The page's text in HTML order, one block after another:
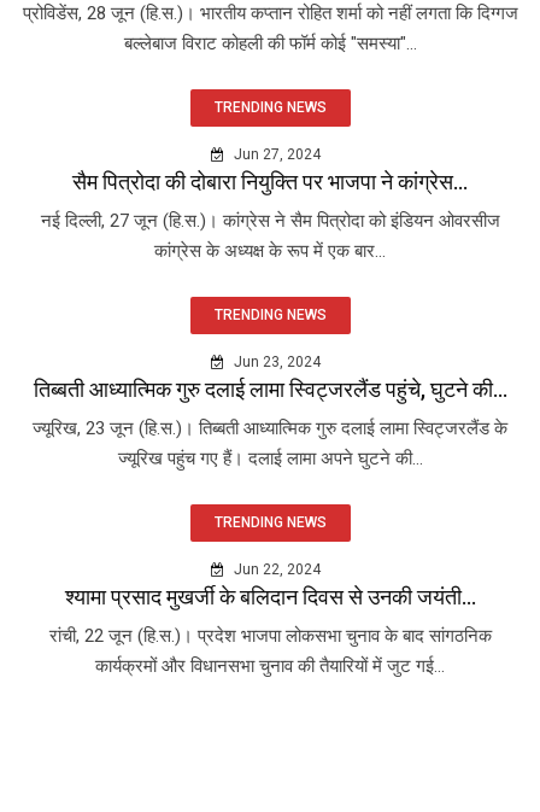
प्रोविडेंस, 28 जून (हि.स.)। भारतीय कप्तान रोहित शर्मा को नहीं लगता कि दिग्गज
बल्लेबाज विराट कोहली की फॉर्म कोई "समस्या"...
TRENDING NEWS
Jun 27, 2024
सैम पित्रोदा की दोबारा नियुक्ति पर भाजपा ने कांग्रेस...
नई दिल्ली, 27 जून (हि.स.)। कांग्रेस ने सैम पित्रोदा को इंडियन ओवरसीज
कांग्रेस के अध्यक्ष के रूप में एक बार...
TRENDING NEWS
Jun 23, 2024
तिब्बती आध्यात्मिक गुरु दलाई लामा स्विट्जरलैंड पहुंचे, घुटने की...
ज्यूरिख, 23 जून (हि.स.)। तिब्बती आध्यात्मिक गुरु दलाई लामा स्विट्जरलैंड के
ज्यूरिख पहुंच गए हैं। दलाई लामा अपने घुटने की...
TRENDING NEWS
Jun 22, 2024
श्यामा प्रसाद मुखर्जी के बलिदान दिवस से उनकी जयंती...
रांची, 22 जून (हि.स.)। प्रदेश भाजपा लोकसभा चुनाव के बाद सांगठनिक
कार्यक्रमों और विधानसभा चुनाव की तैयारियों में जुट गई...